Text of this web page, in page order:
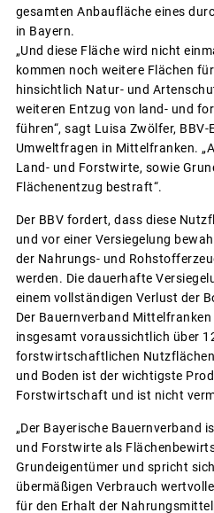
gesamten Anbaufläche eines
in Bayern.
„Und diese Fläche wird nicht
kommen noch weitere Flächen
hinsichtlich Natur- und
weiteren Entzug von land- und
führen“, sagt Luisa Zwölfer,
Umweltfragen in Mittelfranken.
Land- und Forstwirte, sowie
Flächenentzug bestraft“.
Der BBV fordert, dass diese
und vor einer Versiegelung
der Nahrungs- und
werden. Die dauerhafte
einem vollständigen Verlust der
Der Bauernverband
insgesamt voraussichtlich über
forstwirtschaftlichen
und Boden ist der wichtigste
Forstwirtschaft und ist nicht
„Der Bayerische Bauernverband
und Forstwirte als
Grundeigentümer und spricht
übermäßigen Verbrauch
für den Erhalt der